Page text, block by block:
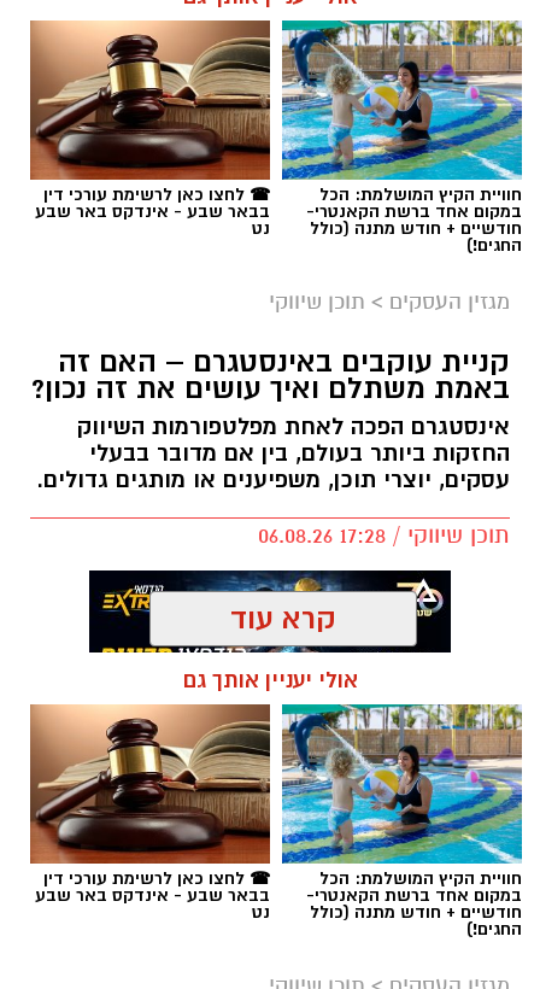
חוויית הקיץ המושלמת: הכל
במקום אחד ברשת הקאנטרי-
חודשיים + חודש מתנה (כולל
החגים!)
☎ לחצו כאן לרשימת עורכי דין
בבאר שבע - אינדקס באר שבע
נט
מגזין העסקים > תוכן שיווקי
קניית עוקבים באינסטגרם – האם זה
באמת משתלם ואיך עושים את זה נכון?
אינסטגרם הפכה לאחת מפלטפורמות השיווק
החזקות ביותר בעולם, בין אם מדובר בבעלי
עסקים, יוצרי תוכן, משפיענים או מותגים גדולים.
תוכן שיווקי / 17:28 06.08.26
תגים:קניית עוקבים באינסטגרם
קרא עוד
אולי יעניין אותך גם
חוויית הקיץ המושלמת: הכל
במקום אחד ברשת הקאנטרי-
חודשיים + חודש מתנה (כולל
החגים!)
☎ לחצו כאן לרשימת עורכי דין
בבאר שבע - אינדקס באר שבע
נט